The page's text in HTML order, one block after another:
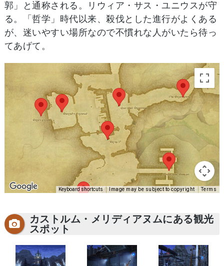
郭」と通称される。リウィア・サス・ユニウスが守
る。「哲学」時代以来、殺伐とした進行がよくある
が、迷いやすい場所なので不慣れな人がいたら待っ
てあげて。
Keyboard shortcuts Image may be subject to copyright Terms
カストルム・メリディアヌムにある観光
スポット